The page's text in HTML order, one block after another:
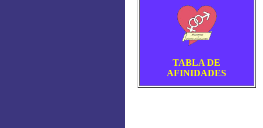
TABLA DE
AFINIDADES